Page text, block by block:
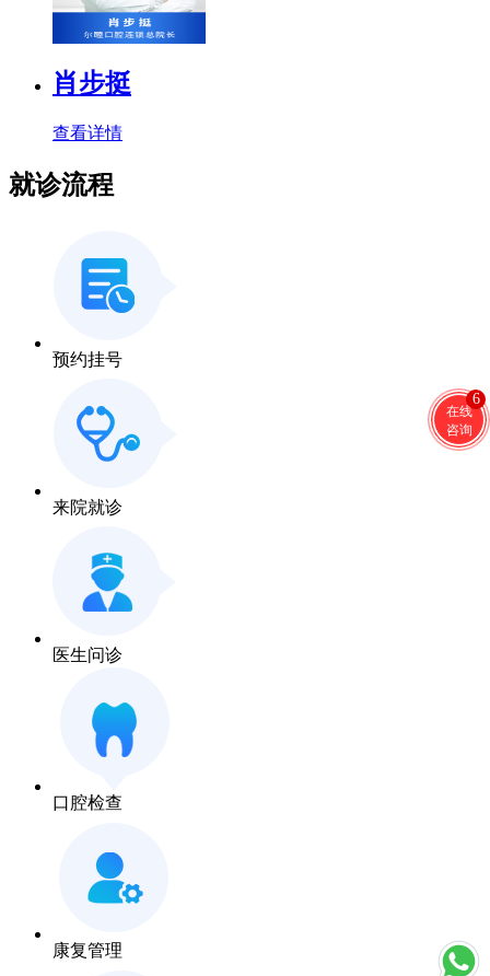
在线
咨询
6
肖步挺
查看详情
就诊流程
预约挂号
来院就诊
医生问诊
口腔检查
康复管理